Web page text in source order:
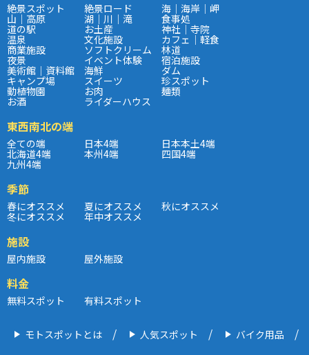
絶景スポット 絶景ロード 海｜海岸｜岬
山｜高原 湖｜川｜滝 食事処
道の駅 お土産 神社｜寺院
温泉 文化施設 カフェ｜軽食
商業施設 ソフトクリーム 林道
夜景 イベント体験 宿泊施設
美術館｜資料館 海鮮 ダム
キャンプ場 スイーツ 珍スポット
動植物園 お肉 麺類
お酒 ライダーハウス
東西南北の端
全ての端 日本4端 日本本土4端
北海道4端 本州4端 四国4端
九州4端
季節
春にオススメ 夏にオススメ 秋にオススメ
冬にオススメ 年中オススメ
施設
屋内施設 屋外施設
料金
無料スポット 有料スポット
モトスポットとは 人気スポット バイク用品